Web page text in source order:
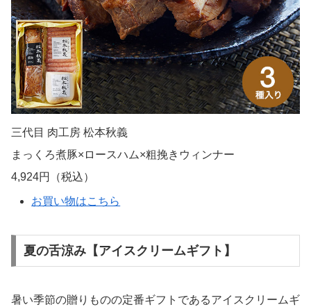
三代目 肉工房 松本秋義
まっくろ煮豚×ロースハム×粗挽きウィンナー
4,924円（税込）
お買い物はこちら
夏の舌涼み【アイスクリームギフト】
暑い季節の贈りものの定番ギフトであるアイスクリームギ